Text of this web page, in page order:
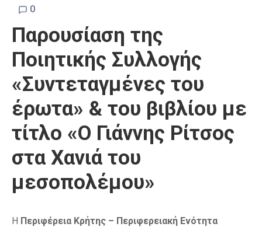
Ψηφιακές
Επικοινωνία
0
Παρουσίαση της
Ποιητικής Συλλογής
«Συντεταγμένες του
έρωτα» & του βιβλίου με
τίτλο «Ο Γιάννης Ρίτσος
στα Χανιά του
μεσοπολέμου»
Η Περιφέρεια Κρήτης – Περιφερειακή Ενότητα